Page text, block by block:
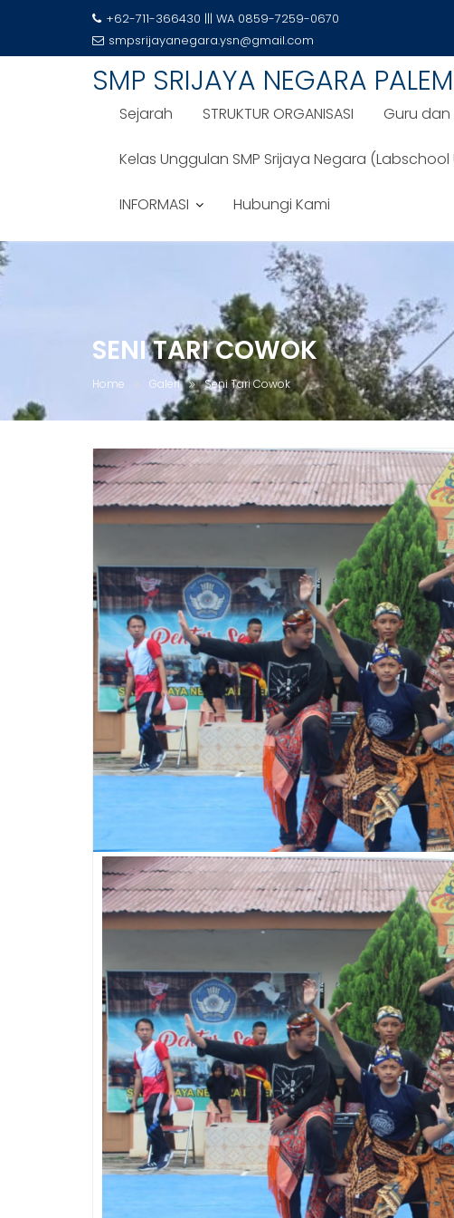
+62-711-366430 ||| WA 0859-7259-0670
smpsrijayanegara.ysn@gmail.com
SMP SRIJAYA NEGARA
Sejarah STRUKTUR ORGANISASI Guru dan
Kelas Unggulan SMP Srijaya Negara (Labschool
INFORMASI Hubungi Kami
SENI TARI COWOK
Home Galeri Seni Tari Cowok